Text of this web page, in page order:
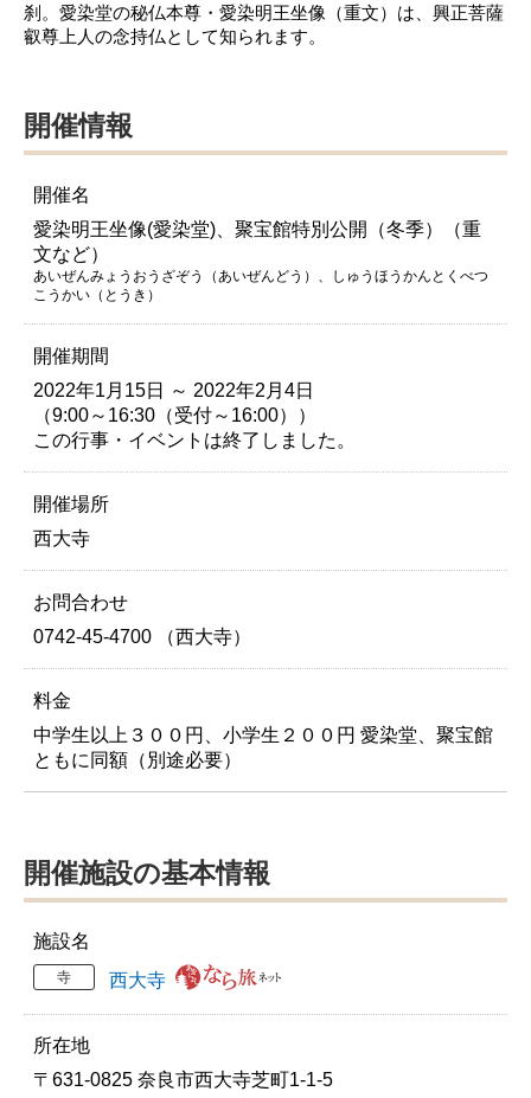
刹。愛染堂の秘仏本尊・愛染明王坐像（重文）は、興正菩薩
叡尊上人の念持仏として知られます。
開催情報
開催名
愛染明王坐像(愛染堂)、聚宝館特別公開（冬季）（重
文など）
あいぜんみょうおうざぞう（あいぜんどう）、しゅうほうかんとくべつ
こうかい（とうき）
開催期間
2022年1月15日 ～ 2022年2月4日
（9:00～16:30（受付～16:00））
この行事・イベントは終了しました。
開催場所
西大寺
お問合わせ
0742-45-4700 （西大寺）
料金
中学生以上３００円、小学生２００円 愛染堂、聚宝館
ともに同額（別途必要）
開催施設の基本情報
施設名
寺 西大寺
所在地
〒631-0825 奈良市西大寺芝町1-1-5